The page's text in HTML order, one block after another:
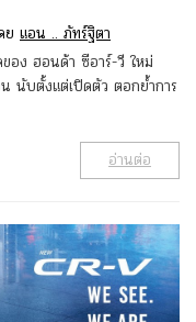
ย แอน .. ภัทร์ฐิตา
อง ฮอนด้า ซีอาร์-วี ใหม่
นับตั้งแต่เปิดตัว ตอกย้ำการ
อ่านต่อ